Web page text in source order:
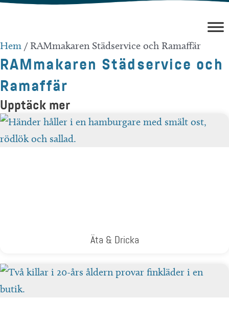
Hoppa
innehåll
Hem / RAMmakaren Städservice och Ramaffär
RAMmakaren Städservice och
Ramaffär
Upptäck mer
Äta & Dricka